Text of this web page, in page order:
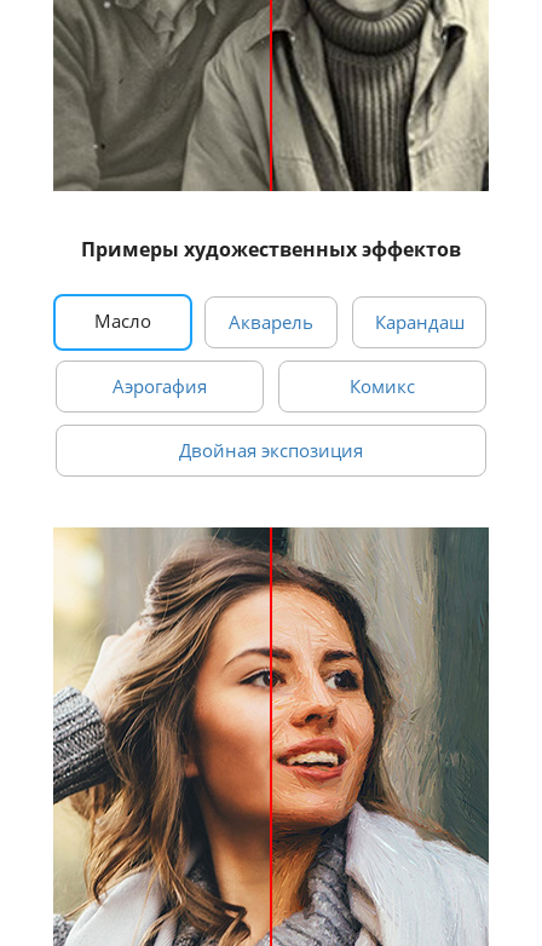
Примеры художественных эффектов
Масло Акварель Карандаш
Аэрогафия Комикс
Двойная экспозиция